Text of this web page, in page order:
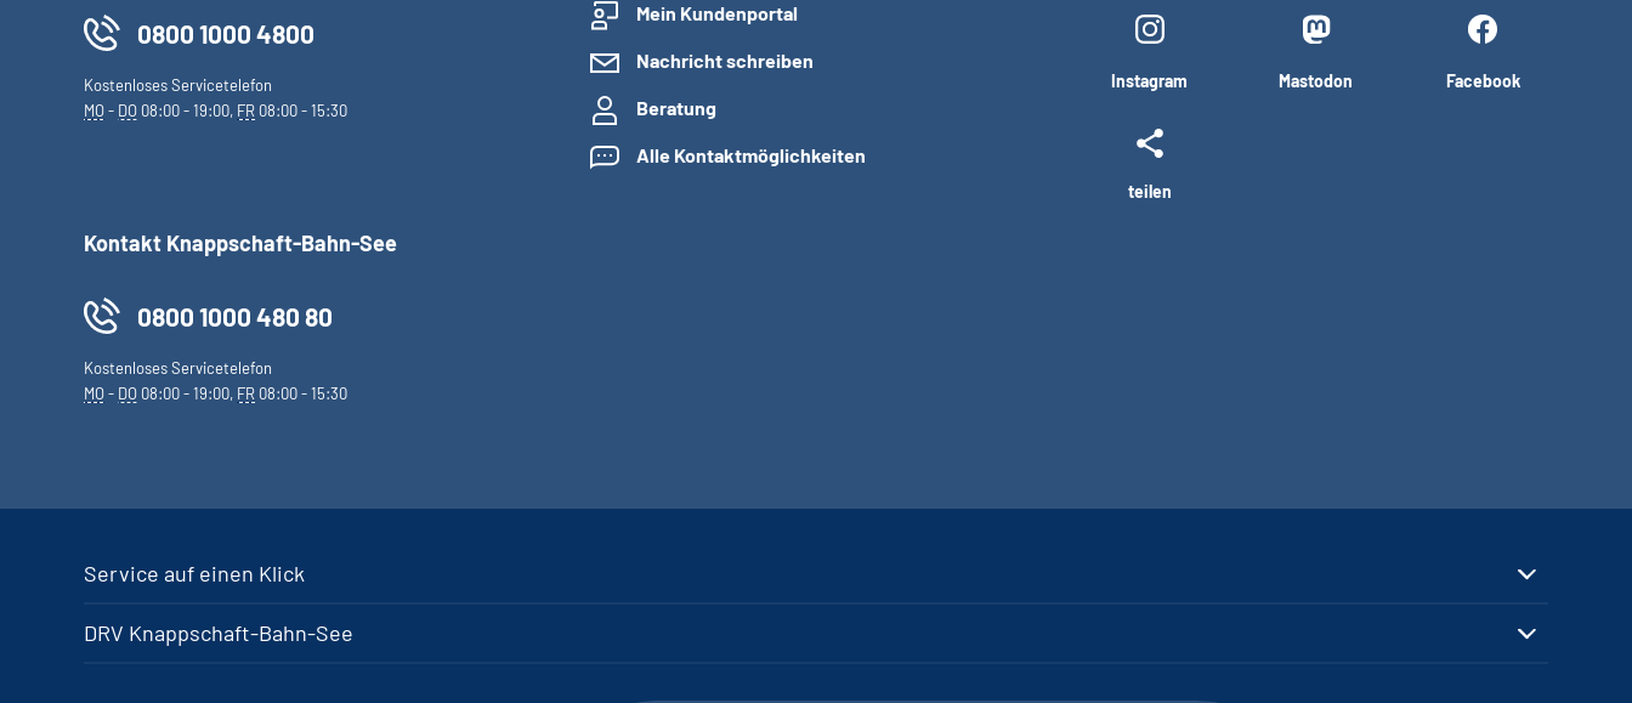
0800 1000 4800
Kostenloses Servicetelefon
MO- DO 08:00 - 19:00, FR 08:00 - 15:30
Mein Kundenportal
Nachricht schreiben
Beratung
Alle Kontaktmöglichkeiten
Kontakt Knappschaft-Bahn-See
0800 1000 480 80
Kostenloses Servicetelefon
MO- DO 08:00 - 19:00, FR 08:00 - 15:30
Instagram Mastodon Facebook
teilen
Service auf einen Klick
DRV Knappschaft-Bahn-See